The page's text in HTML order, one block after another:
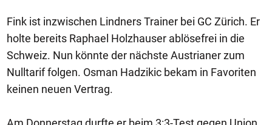
Fink ist inzwischen Lindners Trainer bei GC Zürich. Er
holte bereits Raphael Holzhauser ablösefrei in die
Schweiz. Nun könnte der nächste Austrianer zum
Nulltarif folgen. Osman Hadzikic bekam in Favoriten
keinen neuen Vertrag.